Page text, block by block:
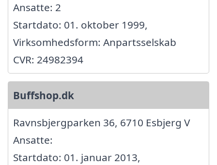
Ansatte: 2
Startdato: 01. oktober 1999,
Virksomhedsform: Anpartsselskab
CVR: 24982394
Buffshop.dk
Ravnsbjergparken 36, 6710 Esbjerg V
Ansatte:
Startdato: 01. januar 2013,